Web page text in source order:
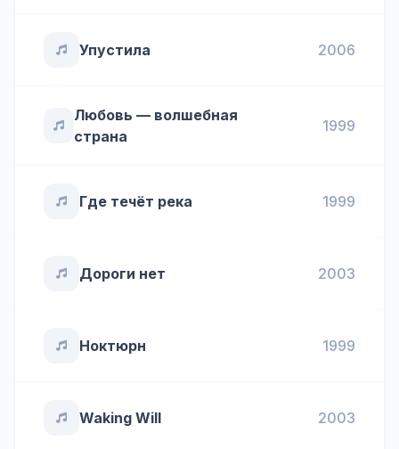
Упустила 2006
Любовь — волшебная
страна
1999
Где течёт река 1999
Дороги нет 2003
Ноктюрн 1999
Waking Will 2003